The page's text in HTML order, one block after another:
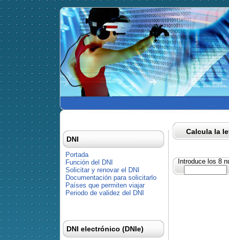
Calcula la
Introduce los 8
DNI
Portada
Función del DNI
Solicitar y renovar el DNI
Documentación para solicitarlo
Países que permiten viajar
Periodo de validez del DNI
DNI electrónico (DNIe)